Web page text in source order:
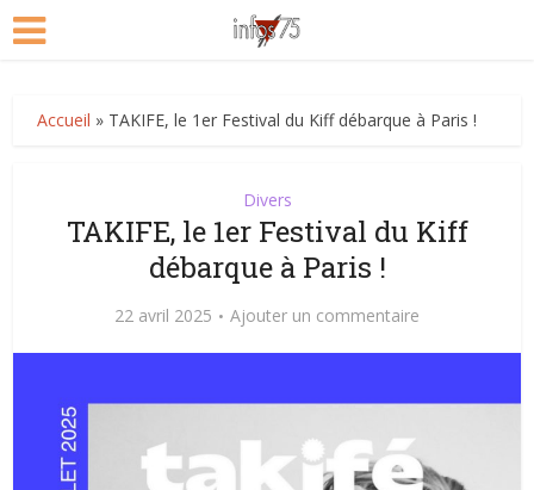
Accueil » TAKIFE, le 1er Festival du Kiff débarque à Paris !
Divers
TAKIFE, le 1er Festival du Kiff
débarque à Paris !
22 avril 2025 Ajouter un commentaire